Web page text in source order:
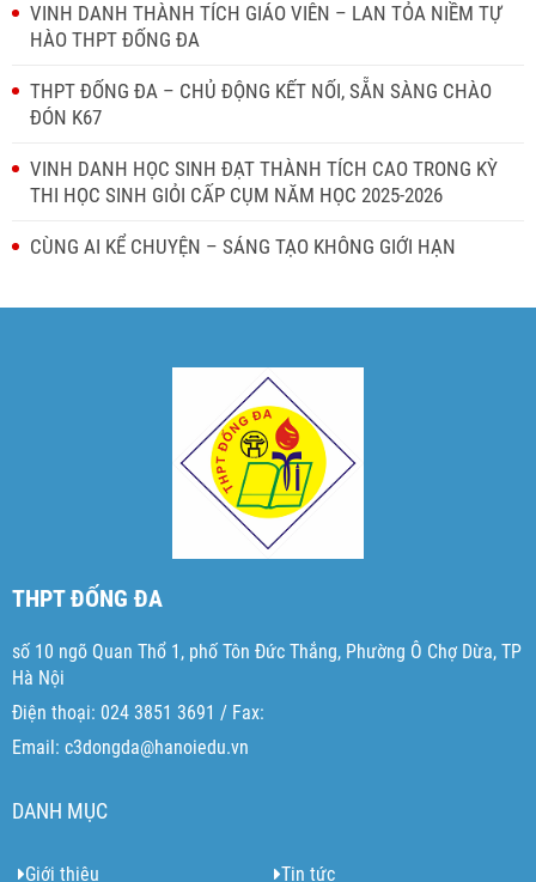
VINH DANH THÀNH TÍCH GIÁO VIÊN – LAN TỎA NIỀM TỰ
HÀO THPT ĐỐNG ĐA
THPT ĐỐNG ĐA – CHỦ ĐỘNG KẾT NỐI, SẴN SÀNG CHÀO
ĐÓN K67
VINH DANH HỌC SINH ĐẠT THÀNH TÍCH CAO TRONG KỲ
THI HỌC SINH GIỎI CẤP CỤM NĂM HỌC 2025-2026
CÙNG AI KỂ CHUYỆN – SÁNG TẠO KHÔNG GIỚI HẠN
THPT ĐỐNG ĐA
số 10 ngõ Quan Thổ 1, phố Tôn Đức Thắng, Phường Ô Chợ Dừa, TP
Hà Nội
Điện thoại: 024 3851 3691 / Fax:
Email: c3dongda@hanoiedu.vn
DANH MỤC
Giới thiệu Tin tức